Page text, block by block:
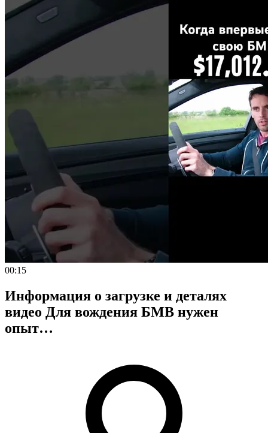
00:15
Информация о загрузке и деталях
видео Для вождения БМВ нужен
опыт…